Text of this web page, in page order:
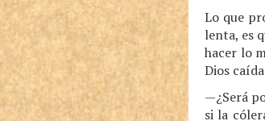
Lo que
lenta, es
hacer lo
Dios
—¿Será
si la